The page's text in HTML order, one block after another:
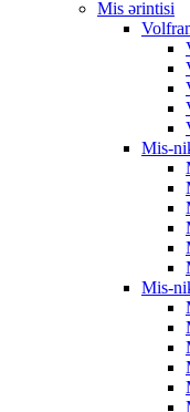
Mis ərintisi
Mis-
Mis-